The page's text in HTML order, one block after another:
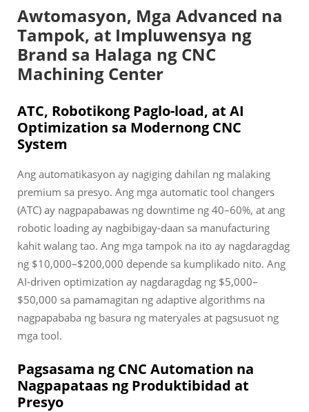
Awtomasyon, Mga Advanced na
Tampok, at Impluwensya ng
Brand sa Halaga ng CNC
Machining Center
ATC, Robotikong Paglo-load, at AI
Optimization sa Modernong CNC
System
Ang automatikasyon ay nagiging dahilan ng malaking
premium sa presyo. Ang mga automatic tool changers
(ATC) ay nagpapabawas ng downtime ng 40–60%, at ang
robotic loading ay nagbibigay-daan sa manufacturing
kahit walang tao. Ang mga tampok na ito ay nagdaragdag
ng $10,000–$200,000 depende sa kumplikado nito. Ang
AI-driven optimization ay nagdaragdag ng $5,000–
$50,000 sa pamamagitan ng adaptive algorithms na
nagpapababa ng basura ng materyales at pagsusuot ng
mga tool.
Pagsasama ng CNC Automation na
Nagpapataas ng Produktibidad at
Presyo